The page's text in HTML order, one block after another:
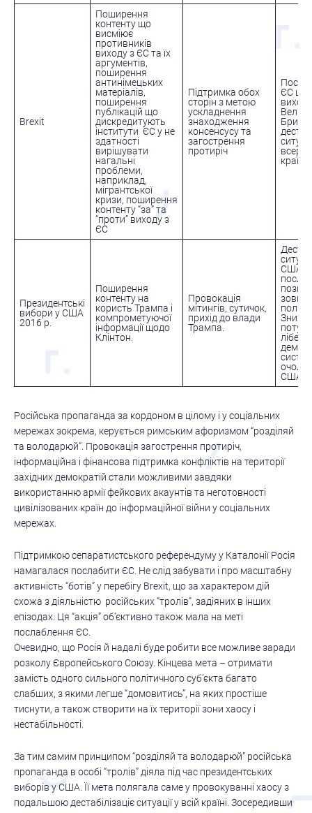
Brexit
Поширення
контенту що
висміює
противників
виходу з ЄС та їх
аргументів,
поширення
антинімецьких
матеріалів,
поширення
публікацій що
дискредитують
інститути ЄС у не
здатності
вирішувати
нагальні
проблеми,
наприклад,
мігрантської
кризи, поширення
контенту “за” та
“проти” виходу з
ЄС
Підтримка обох
сторін з метою
ускладнення
знаходження
консенсусу та
загострення
протиріч
ЄС
країни.
Президентські
вибори у США
2016 р.
Поширення
контенту на
користь Трампа і
компрометуючої
інформації щодо
Клінтон.
Провокація
мітингів, сутичок,
прихід до влади
Трампа.
США,
США
Російська пропаганда за кордоном в цілому і у соціальних
мережах зокрема, керується римським афоризмом “розділяй
та володарюй”. Провокація загострення протиріч,
інформаційна і фінансова підтримка конфліктів на території
західних демократій стали можливими завдяки
використанню армії фейкових акаунтів та неготовності
цивілізованих країн до інформаційної війни у соціальних
мережах.
Підтримкою сепаратистського референдуму у Каталонії Росія
намагалася послабити ЄС. Не слід забувати і про масштабну
активність “ботів” у перебігу Brexit, що за характером дій
схожа з діяльністю російських “тролів”, задіяних в інших
епізодах. Ця “акція” об’єктивно також мала на меті
послаблення ЄС.
Очевидно, що Росія й надалі буде робити все можливе заради
розколу Європейського Союзу. Кінцева мета – отримати
замість одного сильного політичного суб’єкта багато
слабших, з якими легше “домовитись”, на яких простіше
тиснути, а також створити на їх території зони хаосу і
нестабільності.
За тим самим принципом “розділяй та володарюй” російська
пропаганда в особі “тролів” діяла під час президентських
виборів у США. Її мета полягала саме у провокуванні хаосу з
подальшою дестабілізаціє ситуації у всій країні. Зосередивши